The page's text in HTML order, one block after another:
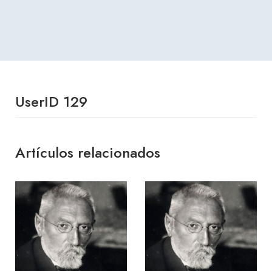
UserID 129
Artículos relacionados